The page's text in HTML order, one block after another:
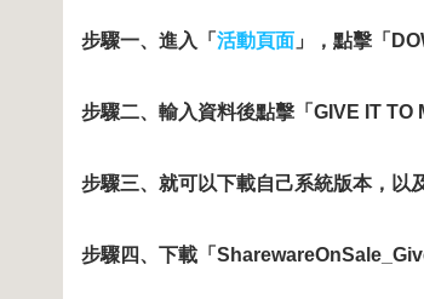
步驟一、進入「 活動頁面 」，點擊「
步驟二、輸入資料後點擊「GIVE IT TO
步驟三、就可以下載自己系統版本，以
步驟四、下載「